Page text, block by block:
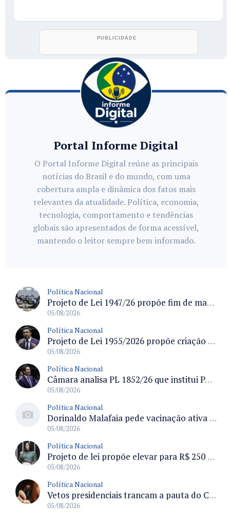
Portal Informe Digital
O Portal Informe Digital reúne as principais
notícias do Brasil e do mundo, com uma
cobertura ampla e dinâmica dos fatos mais
relevantes da atualidade. Política, economia,
tecnologia, comportamento e tendências
globais são apresentados de forma acessível,
mantendo o leitor sempre bem informado.
Política Nacional
Projeto de Lei 1947/26 propõe fim de margens para cartão de crédito e consignado do INSS
05/08/2026
Política Nacional
Projeto de Lei 1955/2026 propõe criação de geração livre de fumo ao restringir venda de vapes a nascidos desde 1º de janeiro de 2009
05/08/2026
Política Nacional
Câmara analisa PL 1852/26 que institui Política Nacional de Gestão de Desempenho e Eficiência para servidores públicos
05/08/2026
Política Nacional
Dorinaldo Malafaia pede vacinação ativa ao Ministério da Saúde para reverter queda na cobertura vacinal no Brasil
05/08/2026
Política Nacional
Projeto de lei propõe elevar para R$ 250 mil limite de isenção do IPI para pessoas com deficiência e autismo
05/08/2026
Política Nacional
Vetos presidenciais trancam a pauta do Congresso com 87 itens pendentes e incluem trechos do Orçamento de 2026
05/08/2026